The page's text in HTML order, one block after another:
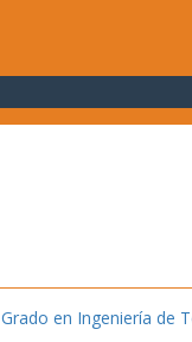
Grado en Ingeniería de